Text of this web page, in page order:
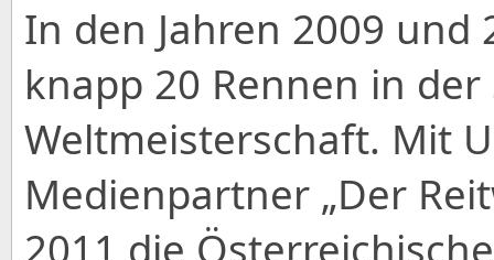
In den Jahren 2009 und
knapp 20 Rennen in
Weltmeisterschaft. Mit
Medienpartner „Der